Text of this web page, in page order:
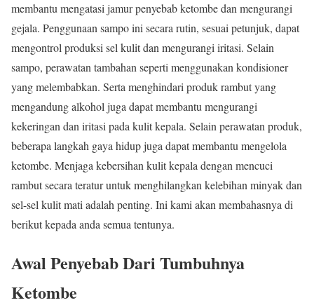
membantu mengatasi jamur penyebab ketombe dan mengurangi
gejala. Penggunaan sampo ini secara rutin, sesuai petunjuk, dapat
mengontrol produksi sel kulit dan mengurangi iritasi. Selain
sampo, perawatan tambahan seperti menggunakan kondisioner
yang melembabkan. Serta menghindari produk rambut yang
mengandung alkohol juga dapat membantu mengurangi
kekeringan dan iritasi pada kulit kepala. Selain perawatan produk,
beberapa langkah gaya hidup juga dapat membantu mengelola
ketombe. Menjaga kebersihan kulit kepala dengan mencuci
rambut secara teratur untuk menghilangkan kelebihan minyak dan
sel-sel kulit mati adalah penting. Ini kami akan membahasnya di
berikut kepada anda semua tentunya.
Awal Penyebab Dari Tumbuhnya
Ketombe